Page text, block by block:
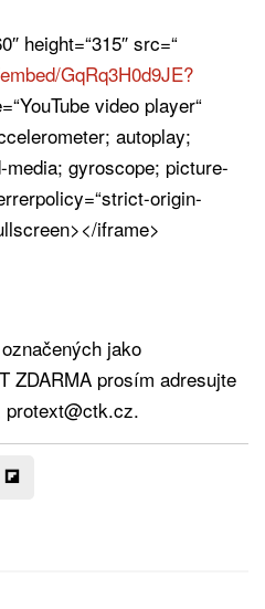
height=“315″ src=“
GqRq3H0d9JE?
video player“
autoplay;
gyroscope; picture-
origin-
iframe>
jako
ZDARMA prosím adresujte
protext@ctk.cz.